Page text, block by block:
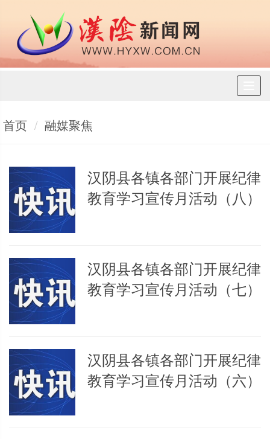
首页 融媒聚焦
汉阴县各镇各部门开展纪律
教育学习宣传月活动（八）
汉阴县各镇各部门开展纪律
教育学习宣传月活动（七）
汉阴县各镇各部门开展纪律
教育学习宣传月活动（六）